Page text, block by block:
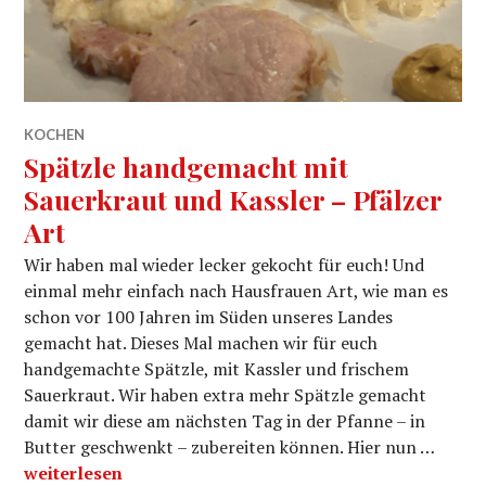
KOCHEN
Spätzle handgemacht mit
Sauerkraut und Kassler – Pfälzer
Art
Wir haben mal wieder lecker gekocht für euch! Und
einmal mehr einfach nach Hausfrauen Art, wie man es
schon vor 100 Jahren im Süden unseres Landes
gemacht hat. Dieses Mal machen wir für euch
handgemachte Spätzle, mit Kassler und frischem
Sauerkraut. Wir haben extra mehr Spätzle gemacht
damit wir diese am nächsten Tag in der Pfanne – in
Butter geschwenkt – zubereiten können. Hier nun …
Spätzle handgemacht mit Sauerkraut und Kassler –
weiterlesen